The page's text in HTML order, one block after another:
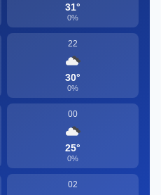
31°
0%
22
30°
0%
00
25°
0%
02